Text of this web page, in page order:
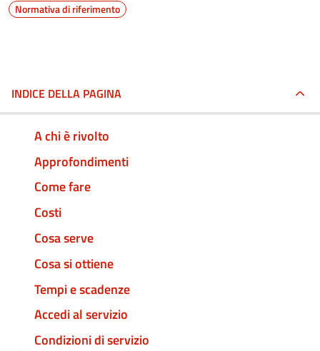
Normativa di riferimento
INDICE DELLA PAGINA
A chi è rivolto
Approfondimenti
Come fare
Costi
Cosa serve
Cosa si ottiene
Tempi e scadenze
Accedi al servizio
Condizioni di servizio